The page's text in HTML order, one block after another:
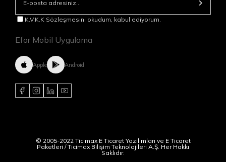
K.V.K.K Sözleşmesini okudum, kabul ediyorum.
Efor Mobil Uygulama
Apple Android
© 2005-2022 Ticimax E Ticaret Yazılımları ve E Ticaret
Paketleri / Ticimax Bilişim Teknolojileri A.Ş. Her Hakkı
Saklıdır.